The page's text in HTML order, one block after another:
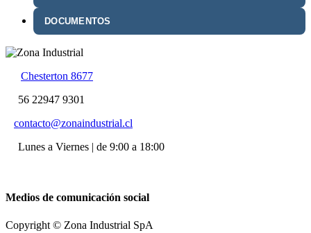
DOCUMENTOS
Chesterton 8677
56 22947 9301
contacto@zonaindustrial.cl
Lunes a Viernes | de 9:00 a 18:00
Medios de comunicación social
Copyright © Zona Industrial SpA